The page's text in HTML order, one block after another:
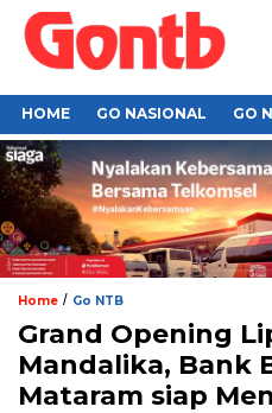
HOME GO NASIONAL GO
Home / Go NTB
Grand Opening
Mandalika, Bank
Mataram siap